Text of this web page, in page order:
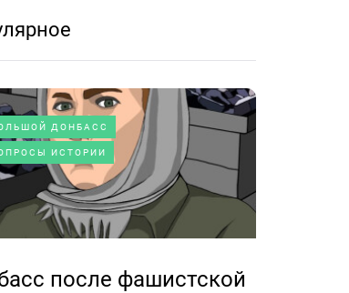
ДОНБАСС
ИСТОРИИ
после фашистской